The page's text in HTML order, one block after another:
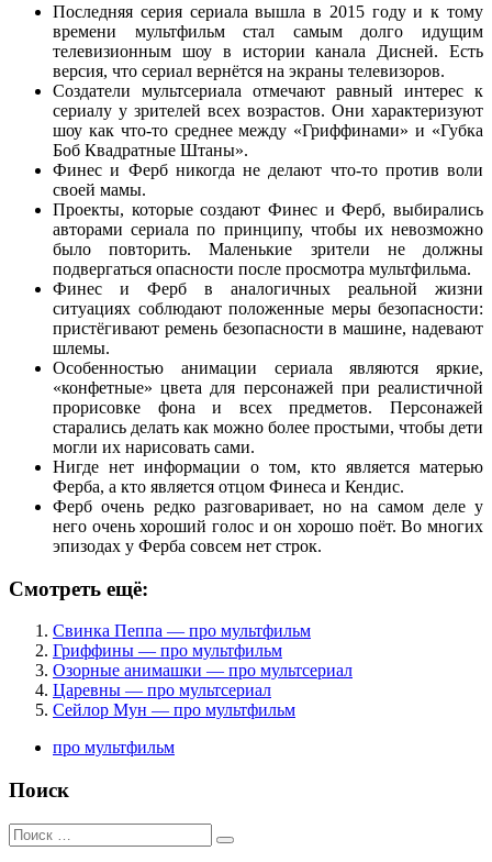
Последняя серия сериала вышла в 2015 году и к тому
времени мультфильм стал самым долго идущим
телевизионным шоу в истории канала Дисней. Есть
версия, что сериал вернётся на экраны телевизоров.
Создатели мультсериала отмечают равный интерес к
сериалу у зрителей всех возрастов. Они характеризуют
шоу как что-то среднее между «Гриффинами» и «Губка
Боб Квадратные Штаны».
Финес и Ферб никогда не делают что-то против воли
своей мамы.
Проекты, которые создают Финес и Ферб, выбирались
авторами сериала по принципу, чтобы их невозможно
было повторить. Маленькие зрители не должны
подвергаться опасности после просмотра мультфильма.
Финес и Ферб в аналогичных реальной жизни
ситуациях соблюдают положенные меры безопасности:
пристёгивают ремень безопасности в машине, надевают
шлемы.
Особенностью анимации сериала являются яркие,
«конфетные» цвета для персонажей при реалистичной
прорисовке фона и всех предметов. Персонажей
старались делать как можно более простыми, чтобы дети
могли их нарисовать сами.
Нигде нет информации о том, кто является матерью
Ферба, а кто является отцом Финеса и Кендис.
Ферб очень редко разговаривает, но на самом деле у
него очень хороший голос и он хорошо поёт. Во многих
эпизодах у Ферба совсем нет строк.
Смотреть ещё:
Свинка Пеппа — про мультфильм
Гриффины — про мультфильм
Озорные анимашки — про мультсериал
Царевны — про мультсериал
Сейлор Мун — про мультфильм
про мультфильм
Поиск
Поиск
для: